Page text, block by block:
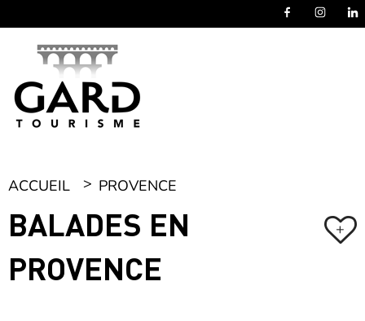
ACCUEIL PROVENCE
BALADES EN
PROVENCE
+